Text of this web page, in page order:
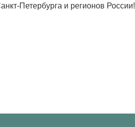
Петербурга и регионов России!